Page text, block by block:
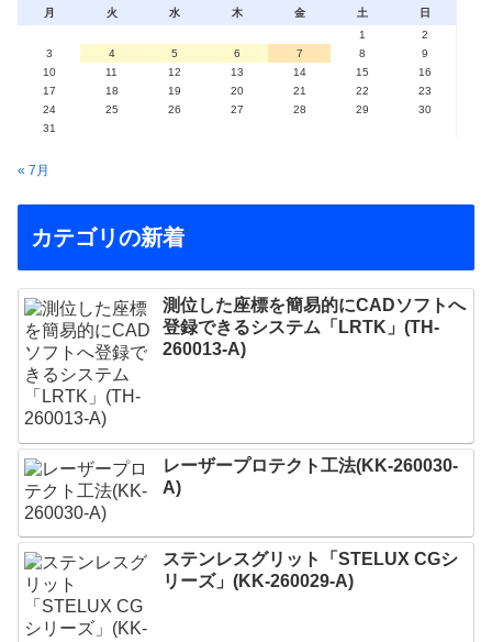
月 火 水 木 金 土
日
1
2
3
4 5 6 7 8
9
10
11 12 13 14 15
16
17
18 19 20 21 22
23
24
25 26 27 28 29
30
31
« 7月
カテゴリの新着
測位した座標を簡易的にCADソフトへ
登録できるシステム「LRTK」(TH-
260013-A)
レーザープロテクト⼯法(KK-260030-
A)
ステンレスグリット「STELUX CGシ
リーズ」(KK-260029-A)